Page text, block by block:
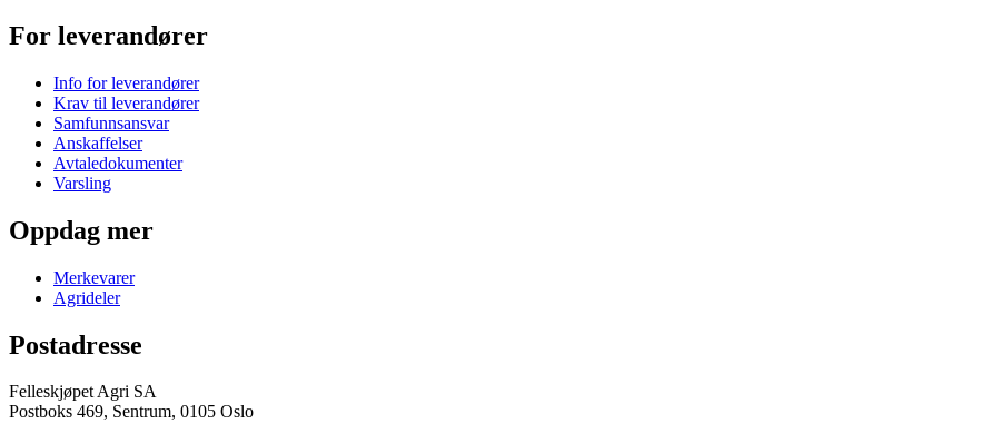
For leverandører
Info for leverandører
Krav til leverandører
Samfunnsansvar
Anskaffelser
Avtaledokumenter
Varsling
Oppdag mer
Merkevarer
Agrideler
Postadresse
Felleskjøpet Agri SA
Postboks 469, Sentrum, 0105 Oslo